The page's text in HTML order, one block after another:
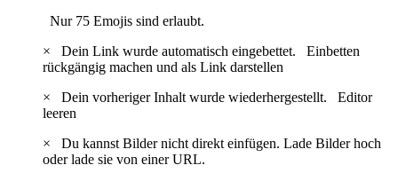
Nur 75 Emojis sind erlaubt.
×
Dein Link wurde automatisch eingebettet. Einbetten
rückgängig machen und als Link darstellen
×
Dein vorheriger Inhalt wurde wiederhergestellt. Editor
leeren
×
Du kannst Bilder nicht direkt einfügen. Lade Bilder hoch
oder lade sie von einer URL.